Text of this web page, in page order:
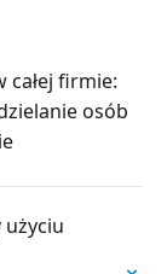
firmie:
osób